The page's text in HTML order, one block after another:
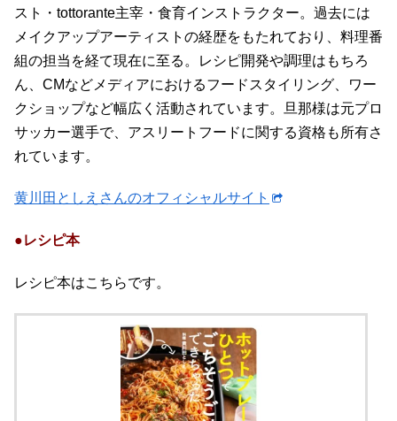
スト・tottorante主宰・食育インストラクター。過去には
メイクアップアーティストの経歴をもたれており、料理番
組の担当を経て現在に至る。レシピ開発や調理はもちろ
ん、CMなどメディアにおけるフードスタイリング、ワー
クショップなど幅広く活動されています。旦那様は元プロ
サッカー選手で、アスリートフードに関する資格も所有さ
れています。
黄川田としえさんのオフィシャルサイト
●レシピ本
レシピ本はこちらです。